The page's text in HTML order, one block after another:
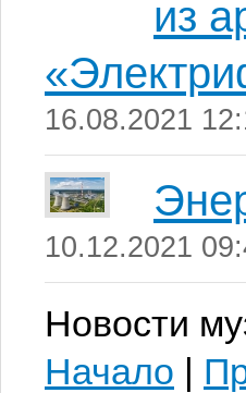
из
16.08.2021
10.12.2021
Новости
Начало |